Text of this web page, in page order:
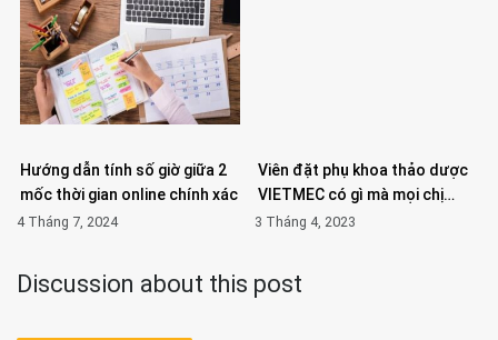
Hướng dẫn tính số giờ giữa 2
mốc thời gian online chính xác
4 Tháng 7, 2024
Viên đặt phụ khoa thảo dược
VIETMEC có gì mà mọi chị…
3 Tháng 4, 2023
Discussion about this post